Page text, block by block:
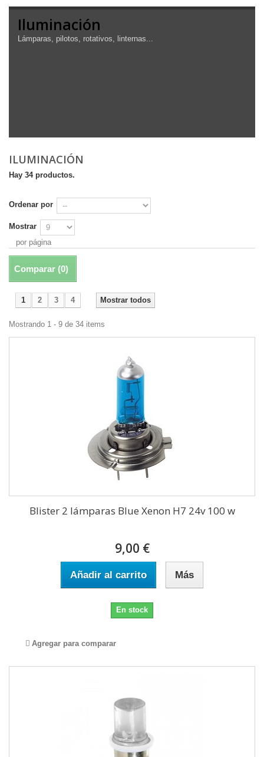
Iluminación
Lámparas, pilotos, rotativos, linternas...
ILUMINACIÓN
Hay 34 productos.
Ordenar por
Mostrar
por página
Comparar (0)
Mostrar todos
1 2 3 4
Mostrando 1 - 9 de 34 items
Blister 2 lámparas Blue Xenon H7 24v 100 w
9,00 €
Añadir al carrito Más
En stock
Agregar para comparar